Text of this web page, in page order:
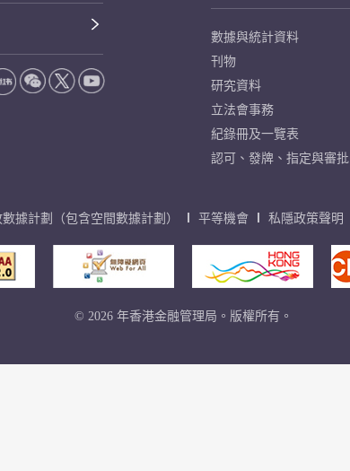
數據與統計資料
刊物
研究資料
立法會事務
紀錄冊及一覽表
認可、發牌、指定與審批
據計劃（包含空間數據計劃） 平等機會 私隱政策聲明
© 2026 年香港金融管理局。版權所有。